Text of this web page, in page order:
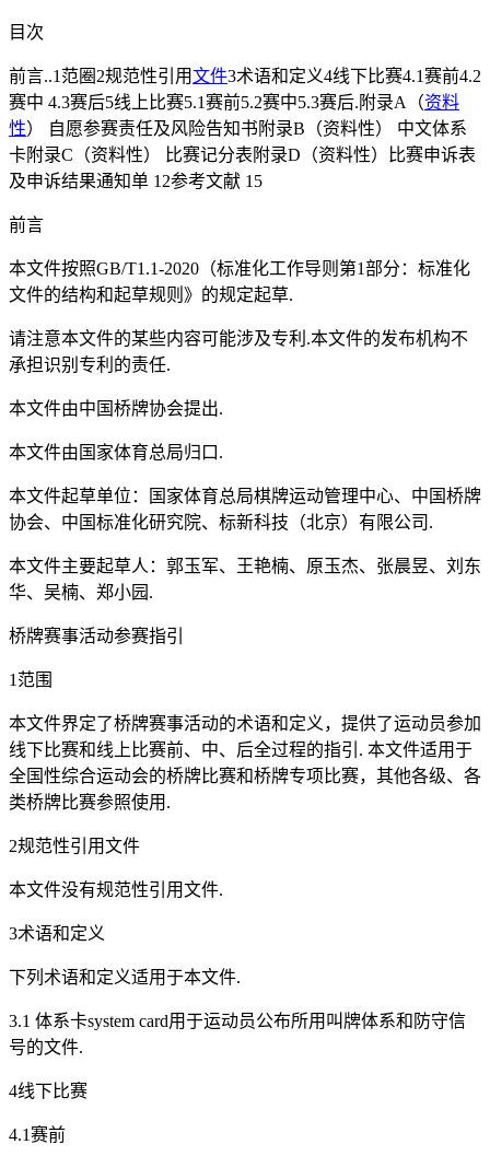
目次
前言..1范圈2规范性引用文件3术语和定义4线下比赛4.1赛前4.2
赛中 4.3赛后5线上比赛5.1赛前5.2赛中5.3赛后.附录A（资料
性） 自愿参赛责任及风险告知书附录B（资料性） 中文体系
卡附录C（资料性） 比赛记分表附录D（资料性）比赛申诉表
及申诉结果通知单 12参考文献 15
前言
本文件按照GB/T1.1-2020（标准化工作导则第1部分：标准化
文件的结构和起草规则》的规定起草.
请注意本文件的某些内容可能涉及专利.本文件的发布机构不
承担识别专利的责任.
本文件由中国桥牌协会提出.
本文件由国家体育总局归口.
本文件起草单位：国家体育总局棋牌运动管理中心、中国桥牌
协会、中国标准化研究院、标新科技（北京）有限公司.
本文件主要起草人：郭玉军、王艳楠、原玉杰、张晨昱、刘东
华、吴楠、郑小园.
桥牌赛事活动参赛指引
1范围
本文件界定了桥牌赛事活动的术语和定义，提供了运动员参加
线下比赛和线上比赛前、中、后全过程的指引. 本文件适用于
全国性综合运动会的桥牌比赛和桥牌专项比赛，其他各级、各
类桥牌比赛参照使用.
2规范性引用文件
本文件没有规范性引用文件.
3术语和定义
下列术语和定义适用于本文件.
3.1 体系卡system card用于运动员公布所用叫牌体系和防守信
号的文件.
4线下比赛
4.1赛前